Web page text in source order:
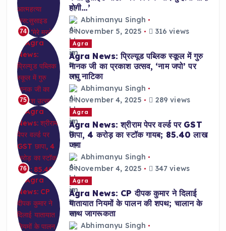
74
होगी…’
Abhimanyu Singh
November 5, 2025
316 views
75
Agra
Agra News: प्रिल्यूड पब्लिक स्कूल में गुरु
नानक जी का प्रकाश उत्सव, ‘नाम जपो’ पर
लघु नाटिका
Abhimanyu Singh
November 4, 2025
289 views
76
Agra
Agra News: श्रीराम पेपर वर्ल्ड पर GST
छापा, 4 करोड़ का स्टॉक गायब; 85.40 लाख
जमा
Abhimanyu Singh
November 4, 2025
347 views
Agra
Agra News: CP दीपक कुमार ने दिलाई
यातायात नियमों के पालन की शपथ; चालान के
साथ जागरूकता
Abhimanyu Singh